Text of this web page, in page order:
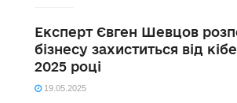
Експерт Євген Шевцов
бізнесу захиститься від
2025 році
19.05.2025